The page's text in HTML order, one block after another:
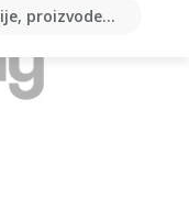
proizvode...